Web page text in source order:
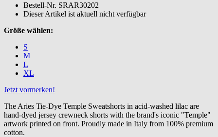
Bestell-Nr. SRAR30202
Dieser Artikel ist aktuell nicht verfügbar
Größe wählen:
S
M
L
XL
Jetzt vormerken!
The Aries Tie-Dye Temple Sweatshorts in acid-washed lilac are
hand-dyed jersey crewneck shorts with the brand's iconic "Temple"
artwork printed on front. Proudly made in Italy from 100% premium
cotton.